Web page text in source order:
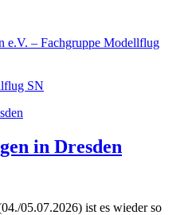
e.V. – Fachgruppe Modellflug
SN
in Dresden
05.07.2026) ist es wieder so